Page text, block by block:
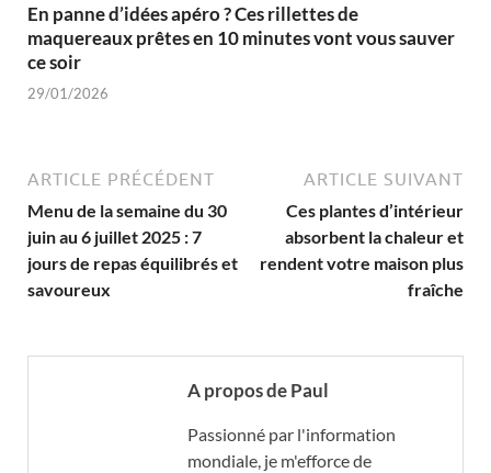
En panne d’idées apéro ? Ces rillettes de
maquereaux prêtes en 10 minutes vont vous sauver
ce soir
29/01/2026
ARTICLE PRÉCÉDENT
Menu de la semaine du 30
juin au 6 juillet 2025 : 7
jours de repas équilibrés et
savoureux
ARTICLE SUIVANT
Ces plantes d’intérieur
absorbent la chaleur et
rendent votre maison plus
fraîche
A propos de Paul
Passionné par l'information
mondiale, je m'efforce de